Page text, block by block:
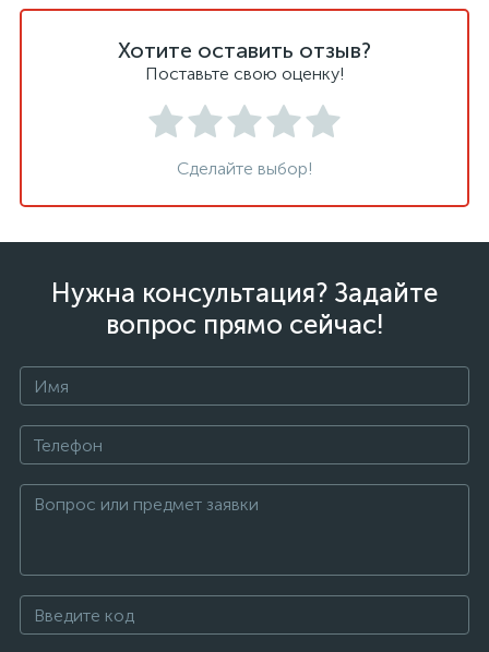
Хотите оставить отзыв?
Поставьте свою оценку!
Сделайте выбор!
Нужна консультация? Задайте
вопрос прямо сейчас!